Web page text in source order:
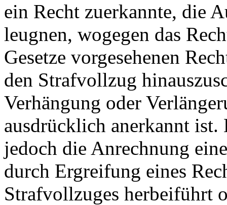
ein Recht zuerkannte, die
leugnen, wogegen das
Gesetze vorgesehenen
den Strafvollzug
Verhängung oder
ausdrücklich anerkannt
jedoch die Anrechnung
durch Ergreifung eines
Strafvollzuges herbeiführt